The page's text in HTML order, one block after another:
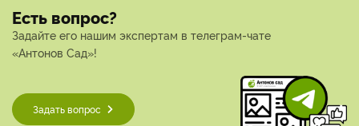
Есть вопрос?
Задайте его нашим экспертам в телеграм-чате
«Антонов Сад»!
Задать вопрос